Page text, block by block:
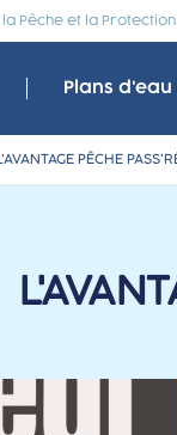
Pêche et la
Plans
L'AVANTAGE PÊCHE